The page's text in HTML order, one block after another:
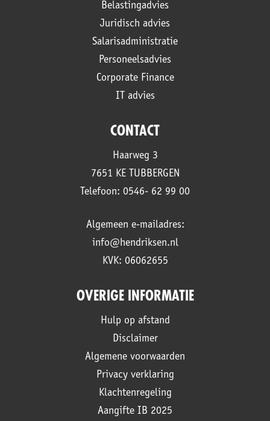
Belastingadvies
Juridisch advies
Salarisadministratie
Personeelsadvies
Corporate Finance
IT advies
CONTACT
Haarweg 3
7651 KE TUBBERGEN
Telefoon: 0546- 62 99 00
Algemeen e-mailadres:
info@hendriksen.nl
KVK: 06062655
OVERIGE INFORMATIE
Hulp op afstand
Disclaimer
Algemene voorwaarden
Privacy verklaring
Klachtenregeling
Aangifte IB 2025